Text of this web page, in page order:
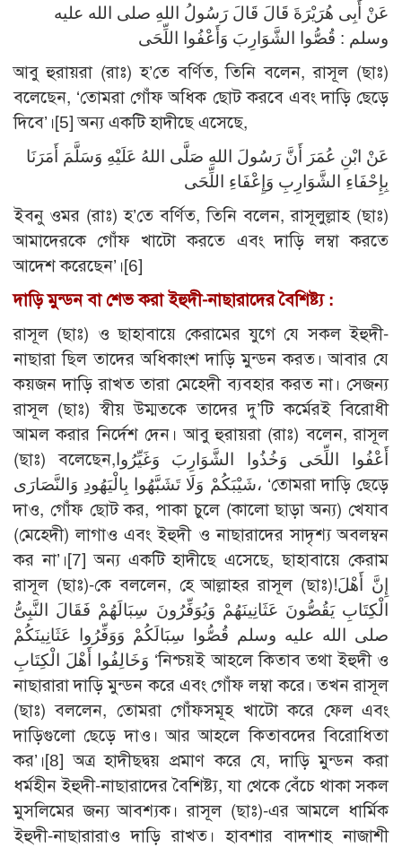
عَنْ أَبِى هُرَيْرَةَ قَالَ قَالَ رَسُولُ اللهِ صلى الله عليه
وسلم : قُصُّوا الشَّوَارِبَ وَأَعْفُوا اللِّحَى
আবু হুরায়রা (রাঃ) হ’তে বর্ণিত, তিনি বলেন, রাসূল (ছাঃ)
বলেছেন, ‘তোমরা গোঁফ অধিক ছোট করবে এবং দাড়ি ছেড়ে
দিবে’।[5]অন্য একটি হাদীছে এসেছে,
عَنْ ابْنِ عُمَرَ أَنَّ رَسُولَ اللهِ صَلَّى اللهُ عَلَيْهِ وَسَلَّمَ أَمَرَنَا
بِإِحْفَاءِ الشَّوَارِبِ وَإِعْفَاءِ اللِّحَى
ইবনু ওমর (রাঃ) হ’তে বর্ণিত, তিনি বলেন, রাসূলুল্লাহ (ছাঃ)
আমাদেরকে গোঁফ খাটো করতে এবং দাড়ি লম্বা করতে
আদেশ করেছেন’।[6]
দাড়ি মুন্ডন বা শেভ করা ইহুদী-নাছারাদের বৈশিষ্ট্য :
রাসূল (ছাঃ) ও ছাহাবায়ে কেরামের যুগে যে সকল ইহুদী-
নাছারা ছিল তাদের অধিকাংশ দাড়ি মুন্ডন করত। আবার যে
কয়জন দাড়ি রাখত তারা মেহেদী ব্যবহার করত না। সেজন্য
রাসূল (ছাঃ) স্বীয় উম্মতকে তাদের দু’টি কর্মেরই বিরোধী
আমল করার নির্দেশ দেন। আবু হুরায়রা (রাঃ) বলেন, রাসূল
(ছাঃ) বলেছেন,أَعْفُوا اللِّحَى وَخُذُوا الشَّوَارِبَ وَغَيِّرُوا
شَيْبَكُمْ وَلَا تَشَبَّهُوا بِالْيَهُودِ وَالنَّصَارَى، ‘তোমরা দাড়ি ছেড়ে
দাও, গোঁফ ছোট কর, পাকা চুলে (কালো ছাড়া অন্য) খেযাব
(মেহেদী) লাগাও এবং ইহুদী ও নাছারাদের সাদৃশ্য অবলম্বন
কর না’।[7] অন্য একটি হাদীছে এসেছে, ছাহাবায়ে কেরাম
রাসূল (ছাঃ)-কে বললেন, হে আল্লাহর রাসূল (ছাঃ)!إِنَّ أَهْلَ
الْكِتَابِ يَقُصُّونَ عَثَانِينَهُمْ وَيُوَفِّرُونَ سِبَالَهُمْ فَقَالَ النَّبِىُّ
صلى الله عليه وسلم قُصُّوا سِبَالَكُمْ وَوَفِّرُوا عَثَانِينَكُمْ
وَخَالِفُوا أَهْلَ الْكِتَابِ ‘নিশ্চয়ই আহলে কিতাব তথা ইহুদী ও
নাছারারা দাড়ি মুন্ডন করে এবং গোঁফ লম্বা করে। তখন রাসূল
(ছাঃ) বললেন, তোমরা গোঁফসমূহ খাটো করে ফেল এবং
দাড়িগুলো ছেড়ে দাও। আর আহলে কিতাবদের বিরোধিতা
কর’।[8] অত্র হাদীছদ্বয় প্রমাণ করে যে, দাড়ি মুন্ডন করা
ধর্মহীন ইহুদী-নাছারাদের বৈশিষ্ট্য, যা থেকে বেঁচে থাকা সকল
মুসলিমের জন্য আবশ্যক। রাসূল (ছাঃ)-এর আমলে ধার্মিক
ইহুদী-নাছারারাও দাড়ি রাখত। হাবশার বাদশাহ নাজাশী